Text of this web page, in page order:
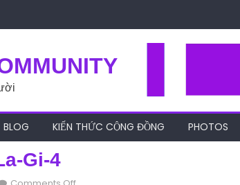
BLOG KIẾN THỨC CỘNG ĐỒNG PHOTOS
Gi-4